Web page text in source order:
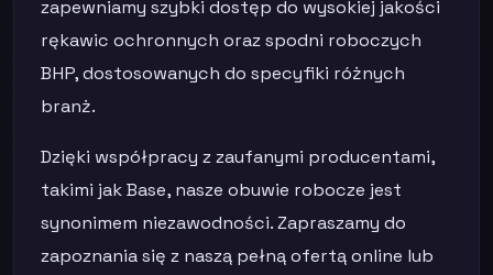
zapewniamy szybki dostęp do wysokiej jakości
rękawic ochronnych oraz spodni roboczych
BHP, dostosowanych do specyfiki różnych
branż.
Dzięki współpracy z zaufanymi producentami,
takimi jak Base, nasze obuwie robocze jest
synonimem niezawodności. Zapraszamy do
zapoznania się z naszą pełną ofertą online lub